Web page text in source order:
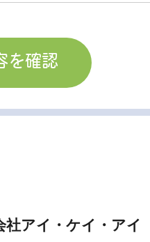
当する場合を除き、個人情報を第
して開示する場合。
るとともに、本ポリシーの内容
社アイ・ケイ・アイ